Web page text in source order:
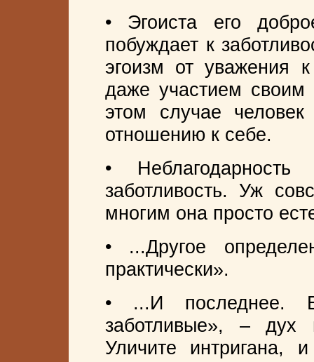
• Эгоиста его
побуждает к
эгоизм от уважения
даже участием своим
этом случае
отношению к себе.
•
заботливость. Уж
многим она просто
• ...Другое
практически».
• ...И последнее.
заботливые», – дух
Уличите интригана,